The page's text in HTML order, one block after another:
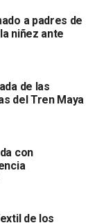
su muerte,
el mes de
había dado
descansar.
a padres de
niñez ante
de las
del Tren Maya
con
de los